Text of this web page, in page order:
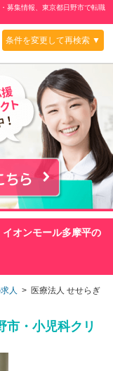
募集情報、東京都日野市で転職
条件を変更して再検索 ▼
オンモール多摩平の
人 > 医療法人 せせらぎ
・小児科クリ